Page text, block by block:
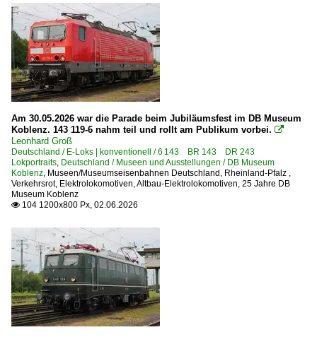
3 294 BR 294.5 remotorisiert ·MaK V 90·
3 345 · 3 346 BR 345 · BR 346 DR 105 · DR 106 DR V 60
3 360 BR 360 · DB 260 DB V 60
BR 280 · DB V 80
Dieselloks | Kleinloks
3 311.1 BR 311.1 ·Windhoff Kö Lg I/35·
3 322 BR 322 ·DB Köf II, DR Kö Lg II, LDE 80·
3 323/324 BR 323 · 324 ·DB Köf II/Lg II, Köf III·
3 332 BR 332 DB Köf 11 ·Gmeinder, Jung, O&K,
3 335 BR 333 DB Köf 12 ·Gmeinder, Jung, O&K,
KDL 01 Kleinstdiesellok
KDL 91 · BR 910 Kleinstdiesellok
Schöma KDL 15
Dieselloks | ohne BR-Nummer | Private | Industrie
Henschel DH 440
Am 30.05.2026 war die Parade beim Jubiläumsfest im DB Museum
Koblenz. 143 119-6 nahm teil und rollt am Publikum vorbei. 
Leonhard Groß
Deutschland / E-Loks | konventionell / 6 143 BR 143 DR 243
Lokportraits, Deutschland / Museen und Ausstellungen / DB Museum
Koblenz, Museen/Museumseisenbahnen Deutschland , Rheinland-Pfalz ,
Verkehrsrot, Elektrolokomotiven,Altbau-Elektrolokomotiven, 25 Jahre DB
Museum Koblenz
 104 1200x800 Px, 02.06.2026